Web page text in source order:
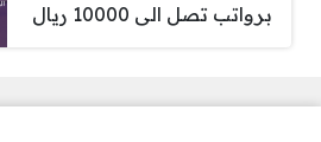
برواتب تصل الى 10000 ريال